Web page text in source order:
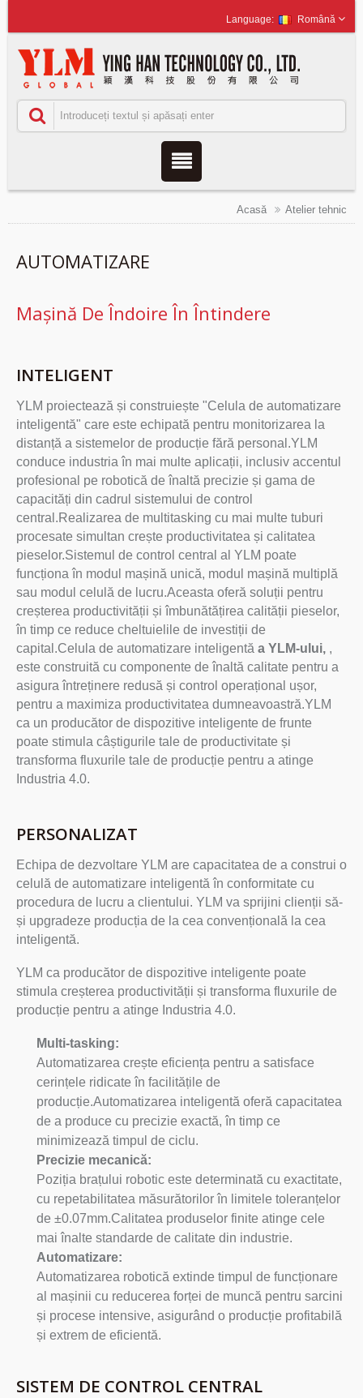
Română
Acasă Atelier tehnic
AUTOMATIZARE
Mașină De Îndoire În Întindere
INTELIGENT
YLM proiectează și construiește "Celula de automatizare
inteligentă" care este echipată pentru monitorizarea la
distanță a sistemelor de producție fără personal.YLM
conduce industria în mai multe aplicații, inclusiv accentul
profesional pe robotică de înaltă precizie și gama de
capacități din cadrul sistemului de control
central.Realizarea de multitasking cu mai multe tuburi
procesate simultan crește productivitatea și calitatea
pieselor.Sistemul de control central al YLM poate
funcționa în modul mașină unică, modul mașină multiplă
sau modul celulă de lucru.Aceasta oferă soluții pentru
creșterea productivității și îmbunătățirea calității pieselor,
în timp ce reduce cheltuielile de investiții de
capital.Celula de automatizare inteligentă a YLM-ului, ,
este construită cu componente de înaltă calitate pentru a
asigura întreținere redusă și control operațional ușor,
pentru a maximiza productivitatea dumneavoastră.YLM
ca un producător de dispozitive inteligente de frunte
poate stimula câștigurile tale de productivitate și
transforma fluxurile tale de producție pentru a atinge
Industria 4.0.
PERSONALIZAT
Echipa de dezvoltare YLM are capacitatea de a construi o
celulă de automatizare inteligentă în conformitate cu
procedura de lucru a clientului. YLM va sprijini clienții să-
și upgradeze producția de la cea convențională la cea
inteligentă.
YLM ca producător de dispozitive inteligente poate
stimula creșterea productivității și transforma fluxurile de
producție pentru a atinge Industria 4.0.
Multi-tasking:
Automatizarea crește eficiența pentru a satisface
cerințele ridicate în facilitățile de
producție.Automatizarea inteligentă oferă capacitatea
de a produce cu precizie exactă, în timp ce
minimizează timpul de ciclu.
Precizie mecanică:
Poziția brațului robotic este determinată cu exactitate,
cu repetabilitatea măsurătorilor în limitele toleranțelor
de ±0.07mm.Calitatea produselor finite atinge cele
mai înalte standarde de calitate din industrie.
Automatizare:
Automatizarea robotică extinde timpul de funcționare
al mașinii cu reducerea forței de muncă pentru sarcini
și procese intensive, asigurând o producție profitabilă
și extrem de eficientă.
SISTEM DE CONTROL CENTRAL